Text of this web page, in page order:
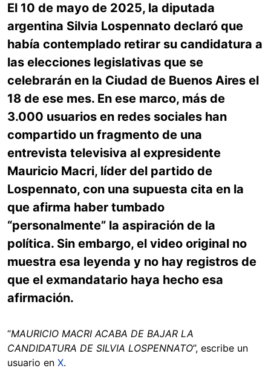
El 10 de mayo de 2025, la diputada
argentina Silvia Lospennato declaró que
había contemplado retirar su candidatura a
las elecciones legislativas que se
celebrarán en la Ciudad de Buenos Aires el
18 de ese mes. En ese marco, más de
3.000 usuarios en redes sociales han
compartido un fragmento de una
entrevista televisiva al expresidente
Mauricio Macri, líder del partido de
Lospennato, con una supuesta cita en la
que afirma haber tumbado
“personalmente” la aspiración de la
política. Sin embargo, el video original no
muestra esa leyenda y no hay registros de
que el exmandatario haya hecho esa
afirmación.
“MAURICIO MACRI ACABA DE BAJAR LA
CANDIDATURA DE SILVIA LOSPENNATO”, escribe un
usuario en X.